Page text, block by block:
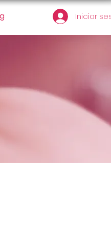
Iniciar